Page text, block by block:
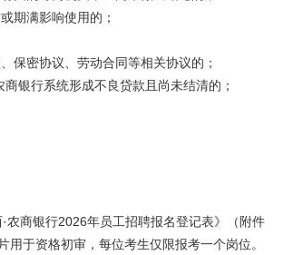
期满影响使用的；
密协议、劳动合同等相关协议的；
银行系统形成不良贷款且尚未结清的；
商银行2026年员工招聘报名登记表》（附件
于资格初审，每位考生仅限报考一个岗位。